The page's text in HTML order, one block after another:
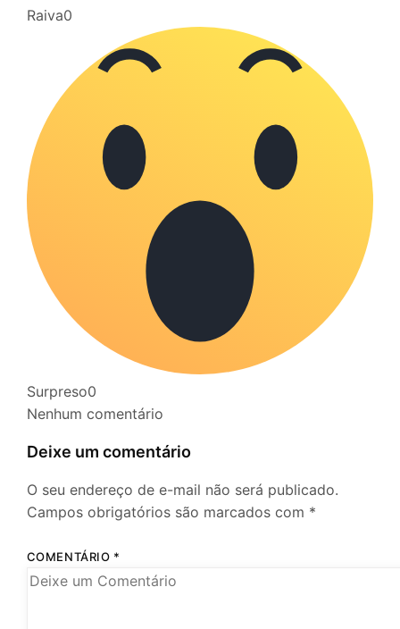
Raiva0
Surpreso0
Nenhum comentário
Deixe um comentário
O seu endereço de e-mail não será publicado.
Campos obrigatórios são marcados com *
COMENTÁRIO *